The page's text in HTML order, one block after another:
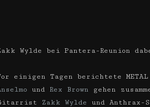
Wylde bei Pantera-Reunion
einigen Tagen berichtete METAL
und Rex Brown gehen
Zakk Wylde
und Anthrax-